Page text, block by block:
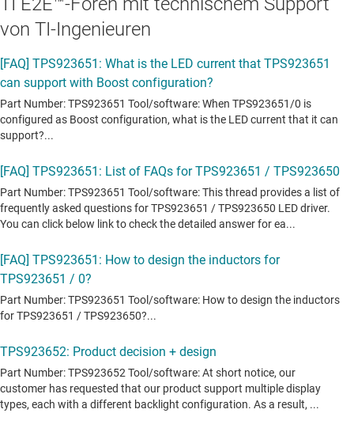
von TI-Ingenieuren